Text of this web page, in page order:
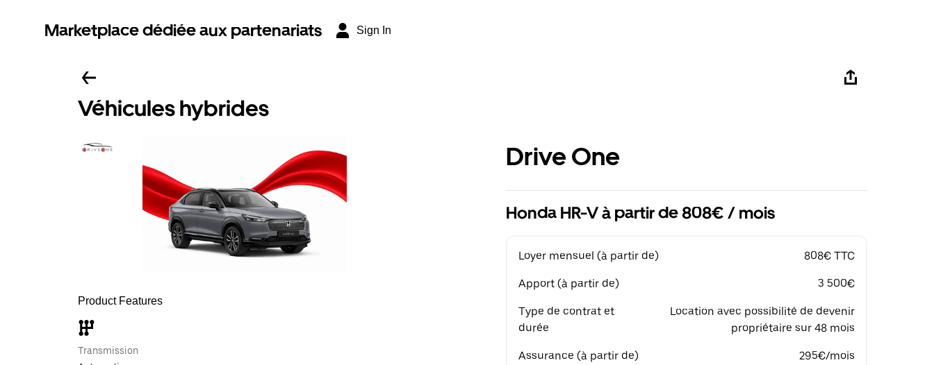
Marketplace dédiée aux partenariats Sign In
Véhicules hybrides
Product Features
Transmission
Drive One
Honda HR-V à partir de 808€ / mois
Loyer mensuel (à partir de) 808€ TTC
Apport (à partir de) 3 500€
Type de contrat et
durée
Location avec possibilité de devenir
propriétaire sur 48 mois
Assurance (à partir de) 295€/mois